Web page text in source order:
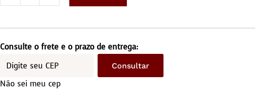
quantidade
Consulte o frete e o prazo de entrega:
Consultar
Não sei meu cep